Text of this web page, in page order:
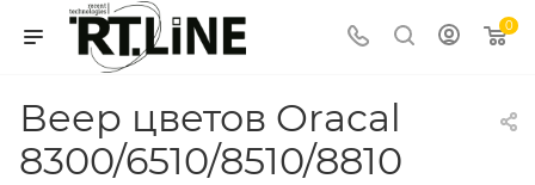
0
Веер цветов Oracal
8300/6510/8510/8810